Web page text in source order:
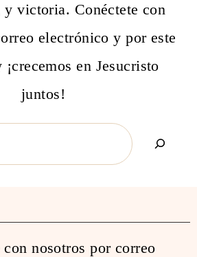
y victoria. Conéctete con
electrónico y por este
en Jesucristo
juntos!
con nosotros por correo